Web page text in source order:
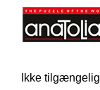
Ikke tilgængelig